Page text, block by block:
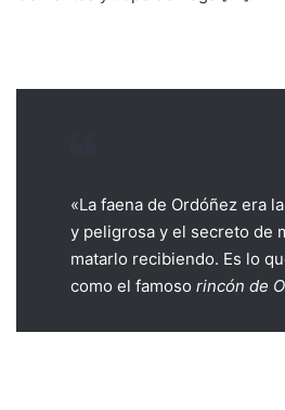
«La faena de Ordóñez era
y peligrosa y el secreto de
matarlo recibiendo. Es lo
como el famoso rincón de